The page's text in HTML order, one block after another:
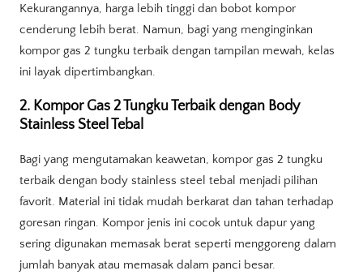
Kekurangannya, harga lebih tinggi dan bobot kompor
cenderung lebih berat. Namun, bagi yang menginginkan
kompor gas 2 tungku terbaik dengan tampilan mewah, kelas
ini layak dipertimbangkan.
2. Kompor Gas 2 Tungku Terbaik dengan Body
Stainless Steel Tebal
Bagi yang mengutamakan keawetan, kompor gas 2 tungku
terbaik dengan body stainless steel tebal menjadi pilihan
favorit. Material ini tidak mudah berkarat dan tahan terhadap
goresan ringan. Kompor jenis ini cocok untuk dapur yang
sering digunakan memasak berat seperti menggoreng dalam
jumlah banyak atau memasak dalam panci besar.